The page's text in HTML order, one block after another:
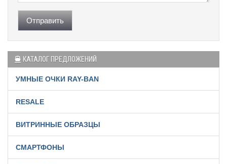
Отправить
КАТАЛОГ ПРЕДЛОЖЕНИЙ
УМНЫЕ ОЧКИ RAY-BAN
RESALE
ВИТРИННЫЕ ОБРАЗЦЫ
СМАРТФОНЫ